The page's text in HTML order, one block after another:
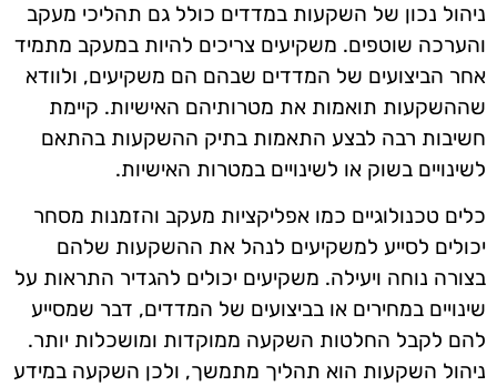
ניהול נכון של השקעות במדדים כולל גם תהליכי מעקב
והערכה שוטפים. משקיעים צריכים להיות במעקב מתמיד
אחר הביצועים של המדדים שבהם הם משקיעים, ולוודא
שההשקעות תואמות את מטרותיהם האישיות. קיימת
חשיבות רבה לבצע התאמות בתיק ההשקעות בהתאם
לשינויים בשוק או לשינויים במטרות האישיות.
כלים טכנולוגיים כמו אפליקציות מעקב והזמנות מסחר
יכולים לסייע למשקיעים לנהל את ההשקעות שלהם
בצורה נוחה ויעילה. משקיעים יכולים להגדיר התראות על
שינויים במחירים או בביצועים של המדדים, דבר שמסייע
להם לקבל החלטות השקעה ממוקדות ומושכלות יותר.
ניהול השקעות הוא תהליך מתמשך, ולכן השקעה במידע